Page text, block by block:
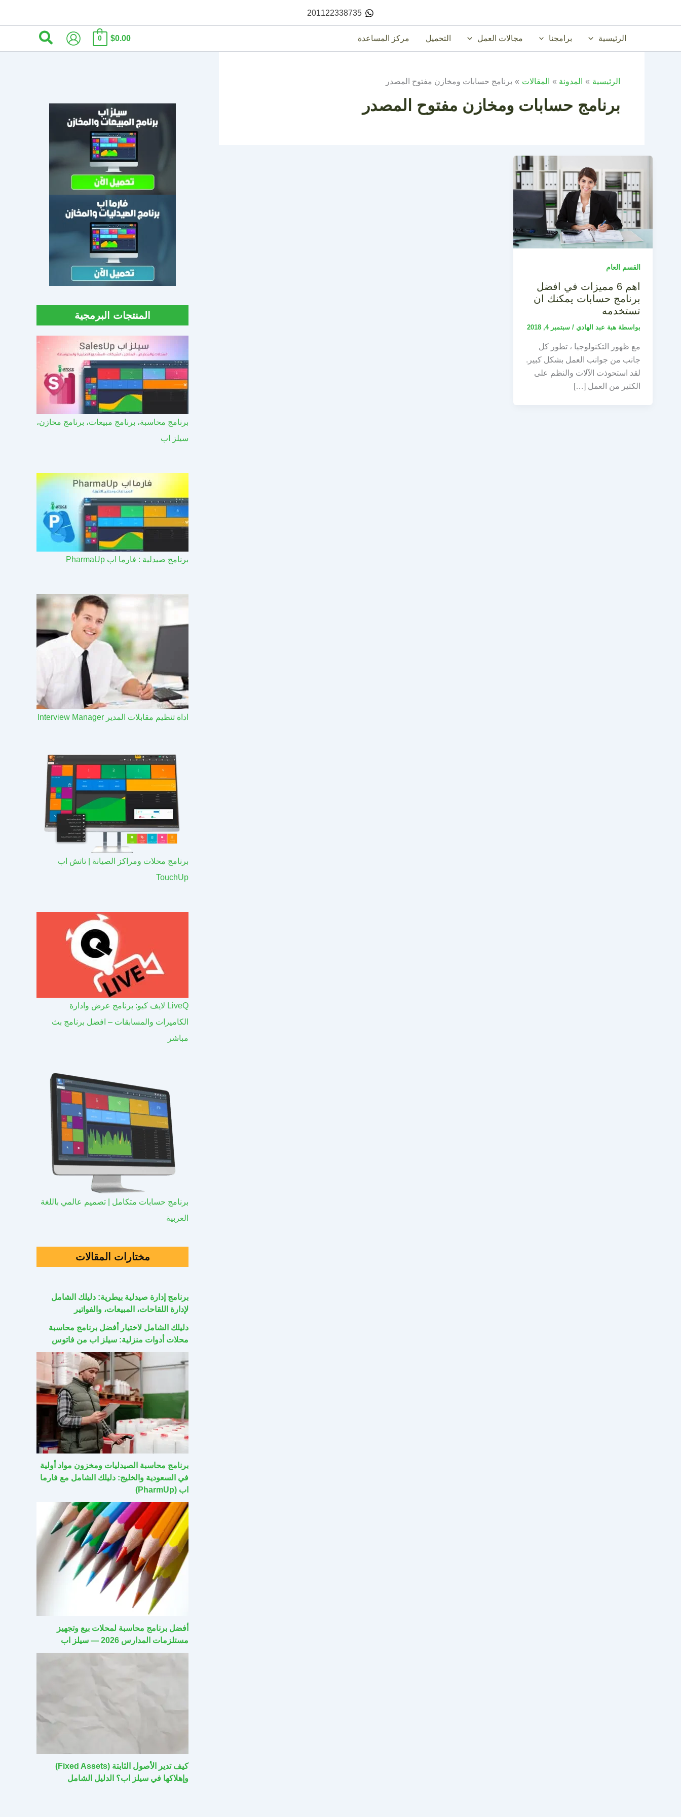
201122338735
الرئيسية برامجنا مجالات العمل التحميل مركز المساعدة $0.00
0 البحث
الرئيسية المدونة المقالات برنامج حسابات ومخازن مفتوح المصدر
برنامج حسابات ومخازن مفتوح المصدر
القسم العام
اهم 6 مميزات في افضل
برنامج حسابات يمكنك ان
تستخدمه
بواسطة هبة عبد الهادي / سبتمبر 4, 2018
مع ظهور التكنولوجيا ، تطور كل
جانب من جوانب العمل بشكل كبير.
لقد استحوذت الآلات والنظم على
الكثير من العمل […]
المنتجات البرمجية
برنامج محاسبة، برنامج مبيعات، برنامج مخازن،
سيلز اب
برنامج صيدلية : فارما اب PharmaUp​
اداة تنظيم مقابلات المدير Interview Manager
برنامج محلات ومراكز الصيانة | تاتش اب
TouchUp
LiveQ لايف كيو: برنامج عرض وادارة
الكاميرات والمسابقات – افضل برنامج بث
مباشر
برنامج حسابات متكامل | تصميم عالمي باللغة
العربية
مختارات المقالات
برنامج إدارة صيدلية بيطرية: دليلك الشامل
لإدارة اللقاحات، المبيعات، والفواتير
دليلك الشامل لاختيار أفضل برنامج محاسبة
محلات أدوات منزلية: سيلز اب من فاتوس
برنامج محاسبة الصيدليات ومخزون مواد أولية
في السعودية والخليج: دليلك الشامل مع فارما
اب (PharmUp)
أفضل برنامج محاسبة لمحلات بيع وتجهيز
مستلزمات المدارس 2026 — سيلز اب
كيف تدير الأصول الثابتة (Fixed Assets)
وإهلاكها في سيلز اب؟ الدليل الشامل